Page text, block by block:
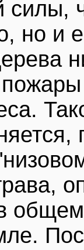
силы,
но и